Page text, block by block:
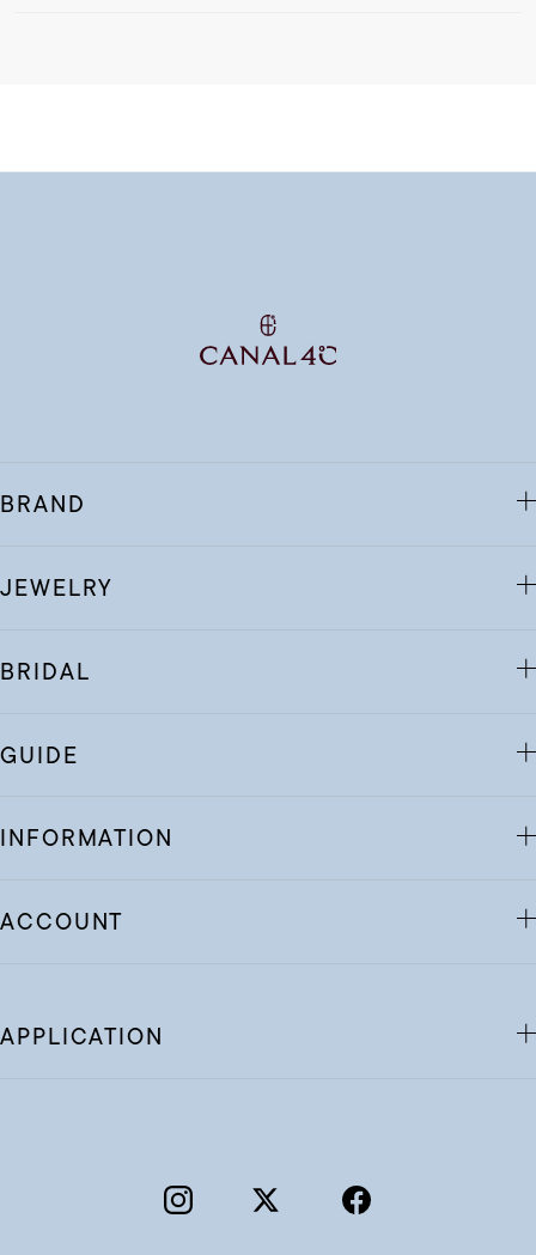
BRAND
JEWELRY
BRIDAL
GUIDE
INFORMATION
ACCOUNT
APPLICATION